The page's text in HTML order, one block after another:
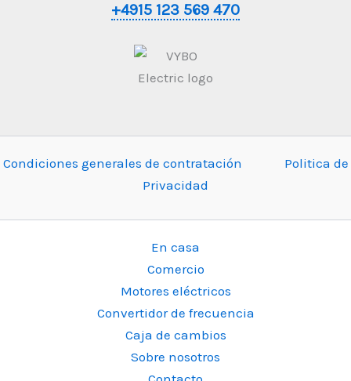
+4915 123 569 470
Condiciones generales de contratación
Politica de
Privacidad
En casa
Comercio
Motores eléctricos
Convertidor de frecuencia
Caja de cambios
Sobre nosotros